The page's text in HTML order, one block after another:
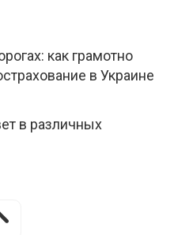
как грамотно
в Украине
в различных